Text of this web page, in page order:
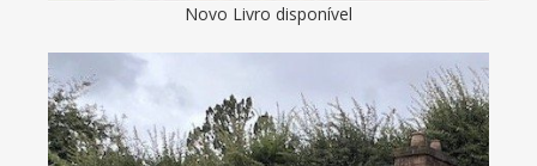
Novo Livro disponível